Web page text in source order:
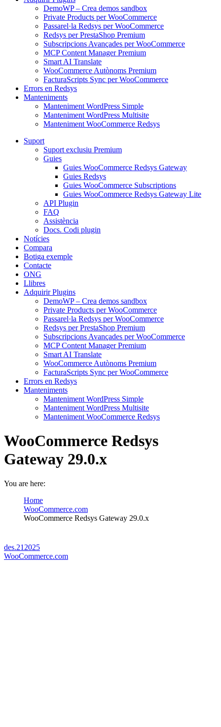
DemoWP – Crea demos sandbox
Private Products per WooCommerce
Passarel·la Redsys per WooCommerce
Redsys per PrestaShop Premium
Subscripcions Avançades per WooCommerce
MCP Content Manager Premium
Smart AI Translate
WooCommerce Autònoms Premium
FacturaScripts Sync per WooCommerce
Errors en Redsys
Manteniments
Manteniment WordPress Simple
Manteniment WordPress Multisite
Manteniment WooCommerce Redsys
Suport
Suport exclusiu Premium
Guies
Guies WooCommerce Redsys Gateway
Guies Redsys
Guies WooCommerce Subscriptions
Guies WooCommerce Redsys Gateway Lite
API Plugin
FAQ
Assistència
Docs. Codi plugin
Notícies
Compara
Botiga exemple
Contacte
ONG
Llibres
Adquirir Plugins
DemoWP – Crea demos sandbox
Private Products per WooCommerce
Passarel·la Redsys per WooCommerce
Redsys per PrestaShop Premium
Subscripcions Avançades per WooCommerce
MCP Content Manager Premium
Smart AI Translate
WooCommerce Autònoms Premium
FacturaScripts Sync per WooCommerce
Errors en Redsys
Manteniments
Manteniment WordPress Simple
Manteniment WordPress Multisite
Manteniment WooCommerce Redsys
WooCommerce Redsys
Gateway 29.0.x
You are here:
Home
WooCommerce.com
WooCommerce Redsys Gateway 29.0.x
des.21 2025
WooCommerce.com